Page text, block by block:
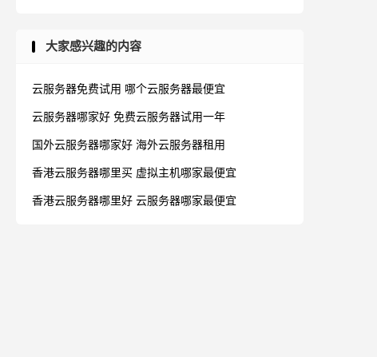
大家感兴趣的内容
云服务器免费试用 哪个云服务器最便宜
云服务器哪家好 免费云服务器试用一年
国外云服务器哪家好 海外云服务器租用
香港云服务器哪里买 虚拟主机哪家最便宜
香港云服务器哪里好 云服务器哪家最便宜